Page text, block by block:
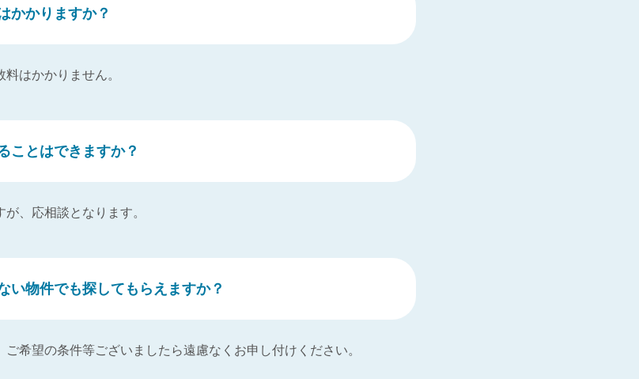
かかりますか？
はかかりません。
ことはできますか？
、応相談となります。
い物件でも探してもらえますか？
希望の条件等ございましたら遠慮なくお申し付けください。